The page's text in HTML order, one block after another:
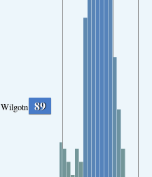
Wilgotność89